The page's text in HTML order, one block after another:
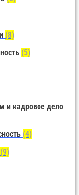
(8)
(5)
и кадровое дело
(4)
(9)